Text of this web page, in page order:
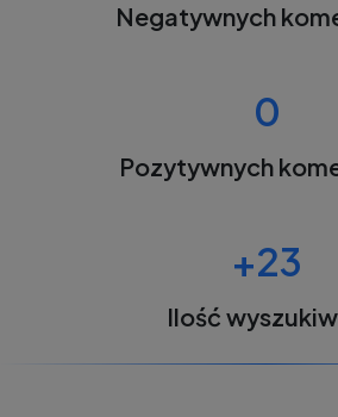
Negatywnych
0
Pozytywnych
+23
Ilość